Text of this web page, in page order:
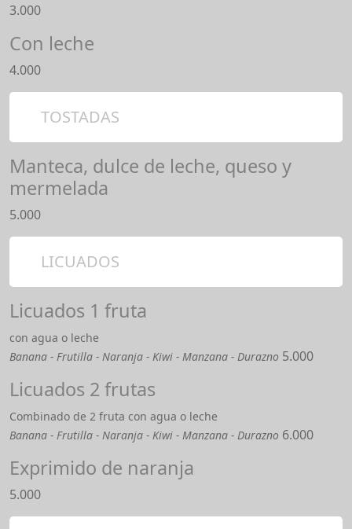
3.000
Con leche
4.000
TOSTADAS
Manteca, dulce de leche, queso y
mermelada
5.000
LICUADOS
Licuados 1 fruta
con agua o leche
Banana - Frutilla - Naranja - Kiwi - Manzana - Durazno 5.000
Licuados 2 frutas
Combinado de 2 fruta con agua o leche
Banana - Frutilla - Naranja - Kiwi - Manzana - Durazno 6.000
Exprimido de naranja
5.000